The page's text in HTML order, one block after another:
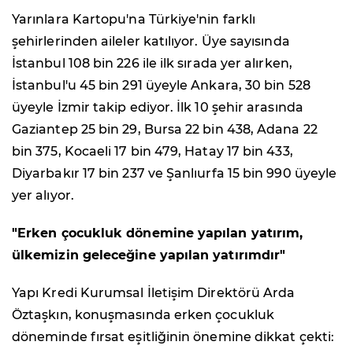
Yarınlara Kartopu'na Türkiye'nin farklı
şehirlerinden aileler katılıyor. Üye sayısında
İstanbul 108 bin 226 ile ilk sırada yer alırken,
İstanbul'u 45 bin 291 üyeyle Ankara, 30 bin 528
üyeyle İzmir takip ediyor. İlk 10 şehir arasında
Gaziantep 25 bin 29, Bursa 22 bin 438, Adana 22
bin 375, Kocaeli 17 bin 479, Hatay 17 bin 433,
Diyarbakır 17 bin 237 ve Şanlıurfa 15 bin 990 üyeyle
yer alıyor.
"Erken çocukluk dönemine yapılan yatırım,
ülkemizin geleceğine yapılan yatırımdır"
Yapı Kredi Kurumsal İletişim Direktörü Arda
Öztaşkın, konuşmasında erken çocukluk
döneminde fırsat eşitliğinin önemine dikkat çekti: